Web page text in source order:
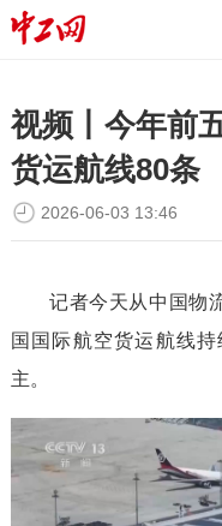
视频丨今年前
货运航线80条
2026-06-03 13:46
记者今天从中国物
国国际航空货运航线
主。